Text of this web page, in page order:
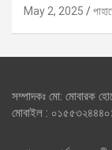
May 2, 2025
সম্পাদকঃ মো: মোবারক
মোবাইল :